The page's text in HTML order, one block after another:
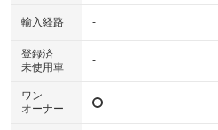
輸入経路 -
登録済
未使用車
-
ワン
オーナー